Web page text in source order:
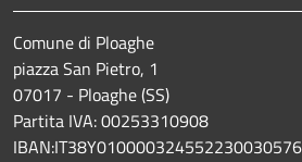
Comune di Ploaghe
piazza San Pietro, 1
07017 - Ploaghe (SS)
Partita IVA: 00253310908